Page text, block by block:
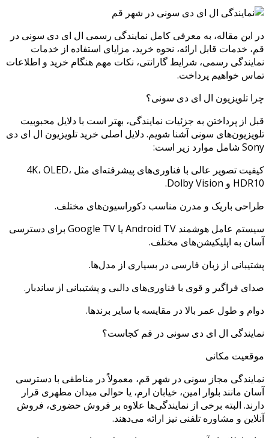
در این مقاله، به معرفی کامل نمایندگی رسمی ال ای دی سونی در
قم، خدمات قابل ارائه، نحوه خرید، مزایای استفاده از خدمات
نمایندگی رسمی، شرایط گارانتی، نکات مهم هنگام خرید و اطلاعات
تماس خواهیم پرداخت.
چرا تلویزیون ال ای دی سونی؟
قبل از پرداختن به جزئیات نمایندگی، بهتر است با دلایل محبوبیت
تلویزیون‌های سونی آشنا شویم. دلایل اصلی خرید تلویزیون ال ای دی
Sony شامل موارد زیر است:
کیفیت تصویر عالی با فناوری‌های پیشرفته‌ای مثل 4K، OLED،
HDR10 و Dolby Vision.
طراحی باریک و مدرن مناسب دکوراسیون‌های مختلف.
سیستم‌ عامل هوشمند Android TV یا Google TV برای دسترسی
آسان به اپلیکیشن‌های مختلف.
پشتیبانی از زبان فارسی در بسیاری از مدل‌ها.
صدای فراگیر و قوی با فناوری‌های دالبی و پشتیبانی از ساندبار.
دوام و طول عمر بالا در مقایسه با سایر برندها.
نمایندگی ال ای دی سونی در قم کجاست؟
موقعیت مکانی
نمایندگی مجاز سونی در شهر قم، معمولاً در مناطقی با دسترسی
آسان مانند بلوار امین، خیابان ارم، یا حوالی میدان مطهری قرار
دارند. البته برخی از نمایندگی‌ها علاوه بر فروش حضوری، فروش
آنلاین و مشاوره تلفنی نیز ارائه می‌دهند.